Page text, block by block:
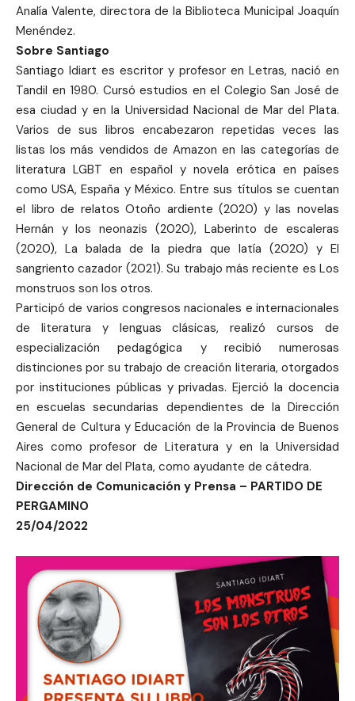
Analía Valente, directora de la Biblioteca Municipal Joaquín
Menéndez.
Sobre Santiago
Santiago Idiart es escritor y profesor en Letras, nació en
Tandil en 1980. Cursó estudios en el Colegio San José de
esa ciudad y en la Universidad Nacional de Mar del Plata.
Varios de sus libros encabezaron repetidas veces las
listas los más vendidos de Amazon en las categorías de
literatura LGBT en español y novela erótica en países
como USA, España y México. Entre sus títulos se cuentan
el libro de relatos Otoño ardiente (2020) y las novelas
Hernán y los neonazis (2020), Laberinto de escaleras
(2020), La balada de la piedra que latía (2020) y El
sangriento cazador (2021). Su trabajo más reciente es Los
monstruos son los otros.
Participó de varios congresos nacionales e internacionales
de literatura y lenguas clásicas, realizó cursos de
especialización pedagógica y recibió numerosas
distinciones por su trabajo de creación literaria, otorgados
por instituciones públicas y privadas. Ejerció la docencia
en escuelas secundarias dependientes de la Dirección
General de Cultura y Educación de la Provincia de Buenos
Aires como profesor de Literatura y en la Universidad
Nacional de Mar del Plata, como ayudante de cátedra.
Dirección de Comunicación y Prensa – PARTIDO DE
PERGAMINO
25/04/2022